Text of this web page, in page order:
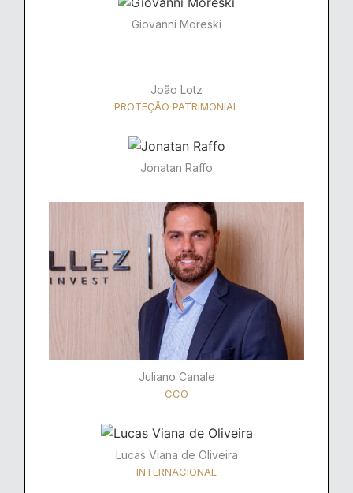
Giovanni Moreski
João Lotz
PROTEÇÃO PATRIMONIAL
Jonatan Raffo
Juliano Canale
CCO
Lucas Viana de Oliveira
INTERNACIONAL